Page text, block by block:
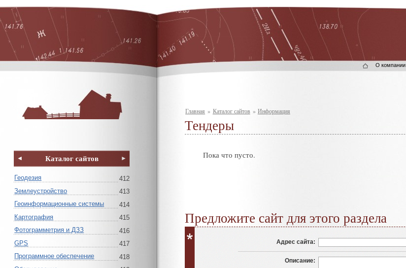
О компании
Каталог сайтов
Геодезия
412
Землеустройство
413
Геоинформационные системы
414
Картография
415
Фотограмметрия и ДЗЗ
416
GPS
417
Программное обеспечение
418
Главная » Каталог сайтов » Информация
Тендеры
Пока что пусто.
Предложите сайт для этого раздела
Адрес сайта:
Описание: